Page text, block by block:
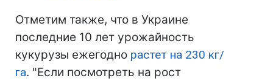
Отметим также, что в Украине
последние 10 лет урожайность
кукурузы ежегодно растет на 230 кг/
га. "Если посмотреть на рост